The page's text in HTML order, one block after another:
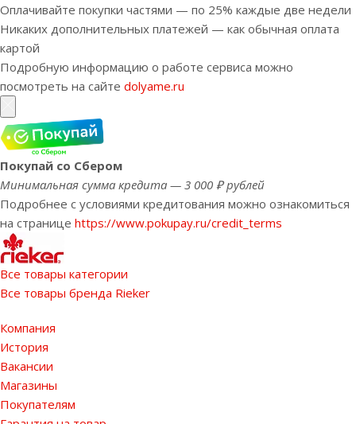
Оплачивайте покупки частями — по 25% каждые две недели
Никаких дополнительных платежей — как обычная оплата
картой
Подробную информацию о работе сервиса можно
посмотреть на сайте dolyame.ru
Покупай со Сбером
Минимальная сумма кредита — 3 000 ₽ рублей
Подробнее с условиями кредитования можно ознакомиться
на странице https://www.pokupay.ru/credit_terms
Все товары категории
Все товары бренда Rieker
Компания
История
Вакансии
Магазины
Покупателям